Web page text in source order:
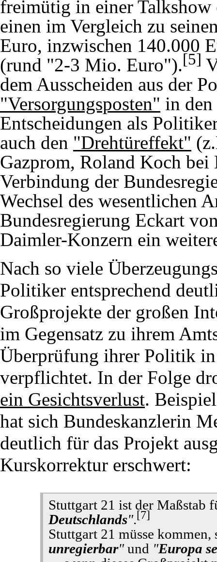
freimütig in einer Talkshow
einen im Vergleich zu
Euro, inzwischen 140.000
(rund "2-3 Mio. Euro").[5]
dem Ausscheiden aus der
"Versorgungsposten" in
Entscheidungen als
auch den "Drehtüreffekt"
Gazprom, Roland Koch
Verbindung der
Wechsel des wesentlichen
Bundesregierung Eckart
Daimler-Konzern ein
Nach so viele
Politiker entsprechend
Großprojekte der großen
im Gegensatz zu ihrem
Überprüfung ihrer Politik
verpflichtet. In der Folge
ein Gesichtsverlust.
hat sich Bundeskanzlerin
deutlich für das Projekt
Kurskorrektur erschwert:
Stuttgart 21 ist der Maßstab
Deutschlands".[7]
Stuttgart 21 müsse kommen,
unregierbar"und "Europa